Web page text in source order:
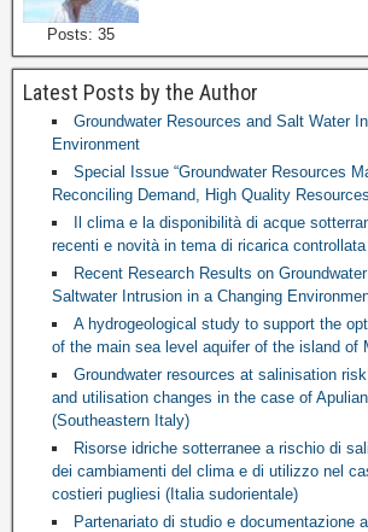
Posts: 35
Latest Posts by the Author
Groundwater Resources and Salt Water
Environment
Special Issue “Groundwater Resources
Reconciling Demand, High Quality
Il clima e la disponibilità di acque
recenti e novità in tema di ricarica controllata
Recent Research Results on
Saltwater Intrusion in a Changing
A hydrogeological study to support the
of the main sea level aquifer of the island of
Groundwater resources at salinisation
and utilisation changes in the case of
(Southeastern Italy)
Risorse idriche sotterranee a rischio di
dei cambiamenti del clima e di utilizzo nel
costieri pugliesi (Italia sudorientale)
Partenariato di studio e documentazione